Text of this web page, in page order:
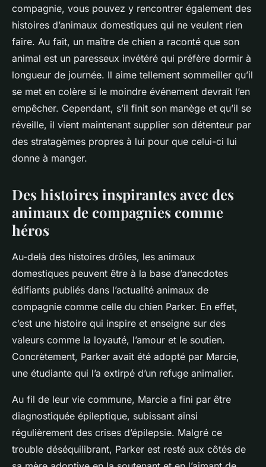
compagnie, vous pouvez y rencontrer également des
histoires d’animaux domestiques qui ne veulent rien
faire. Au fait, un maître de chien a raconté que son
animal est un paresseux invétéré qui préfère dormir à
longueur de journée. Il aime tellement sommeiller qu’il
se met en colère si le moindre événement devrait l’en
empêcher. Cependant, s’il finit son manège et qu’il se
réveille, il vient maintenant supplier son détenteur par
des stratagèmes propres à lui pour que celui-ci lui
donne à manger.
Des histoires inspirantes avec des
animaux de compagnies comme
héros
Au-delà des histoires drôles, les animaux
domestiques peuvent être à la base d’anecdotes
édifiants publiés dans l’actualité animaux de
compagnie comme celle du chien Parker. En effet,
c’est une histoire qui inspire et enseigne sur des
valeurs comme la loyauté, l’amour et le soutien.
Concrètement, Parker avait été adopté par Marcie,
une étudiante qui l’a extirpé d’un refuge animalier.
Au fil de leur vie commune, Marcie a fini par être
diagnostiquée épileptique, subissant ainsi
régulièrement des crises d’épilepsie. Malgré ce
trouble déséquilibrant, Parker est resté aux côtés de